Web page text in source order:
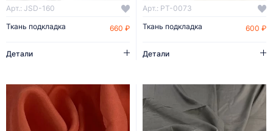
Арт.: JSD-160
Ткань подкладка
660 ₽
Детали
Арт.: PT-0073
Ткань подкладка
600 ₽
Детали